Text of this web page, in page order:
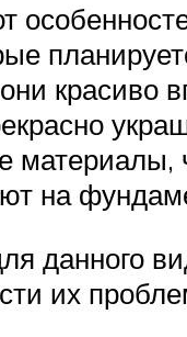
красиво
материалы,
на
данного
их